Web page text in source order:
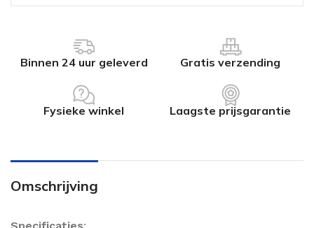
Binnen 24 uur geleverd Gratis verzending
Fysieke winkel Laagste prijsgarantie
Omschrijving
Specificaties: